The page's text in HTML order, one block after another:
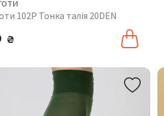
102P Тонка талія 20DEN
₴